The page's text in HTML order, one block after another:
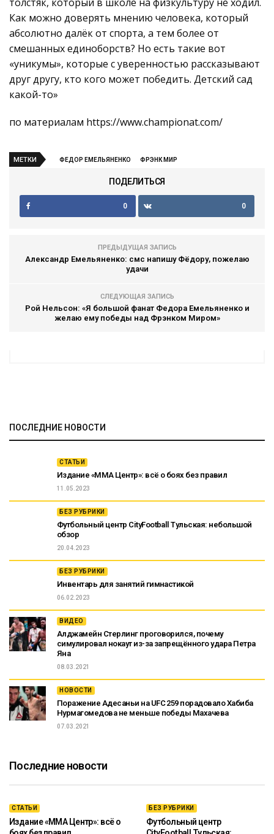
Как можно доверять мнению человека, который
абсолютно далёк от спорта, а тем более от
смешанных единоборств? Но есть такие вот
«уникумы», которые с уверенностью рассказывают
друг другу, кто кого может победить. Детский сад
какой-то»
по материалам https://www.championat.com/
МЕТКИ ФЕДОР ЕМЕЛЬЯНЕНКО ФРЭНК МИР
ПОДЕЛИТЬСЯ
0 0
ПРЕДЫДУЩАЯ ЗАПИСЬ
Александр Емельяненко: смс напишу Фёдору, пожелаю
удачи
СЛЕДУЮЩАЯ ЗАПИСЬ
Рой Нельсон: «Я большой фанат Федора Емельяненко и
желаю ему победы над Фрэнком Миром»
ПОСЛЕДНИЕ НОВОСТИ
СТАТЬИ
Издание «ММА Центр»: всё о боях без правил
11.05.2023
БЕЗ РУБРИКИ
Футбольный центр CityFootball Тульская: небольшой
обзор
20.04.2023
БЕЗ РУБРИКИ
Инвентарь для занятий гимнастикой
06.02.2023
ВИДЕО
Алджамейн Стерлинг проговорился, почему
симулировал нокаут из-за запрещённого удара Петра
Яна
08.03.2021
НОВОСТИ
Поражение Адесаньи на UFC 259 порадовало Хабиба
Нурмагомедова не меньше победы Махачева
07.03.2021
Последние новости
СТАТЬИ
Издание «ММА Центр»: всё о
БЕЗ РУБРИКИ
Футбольный центр